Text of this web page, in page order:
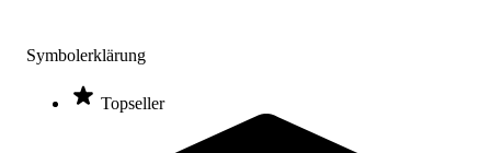
Symbolerklärung
Topseller
Varianten zur Auswahl
Längere Lieferzeit